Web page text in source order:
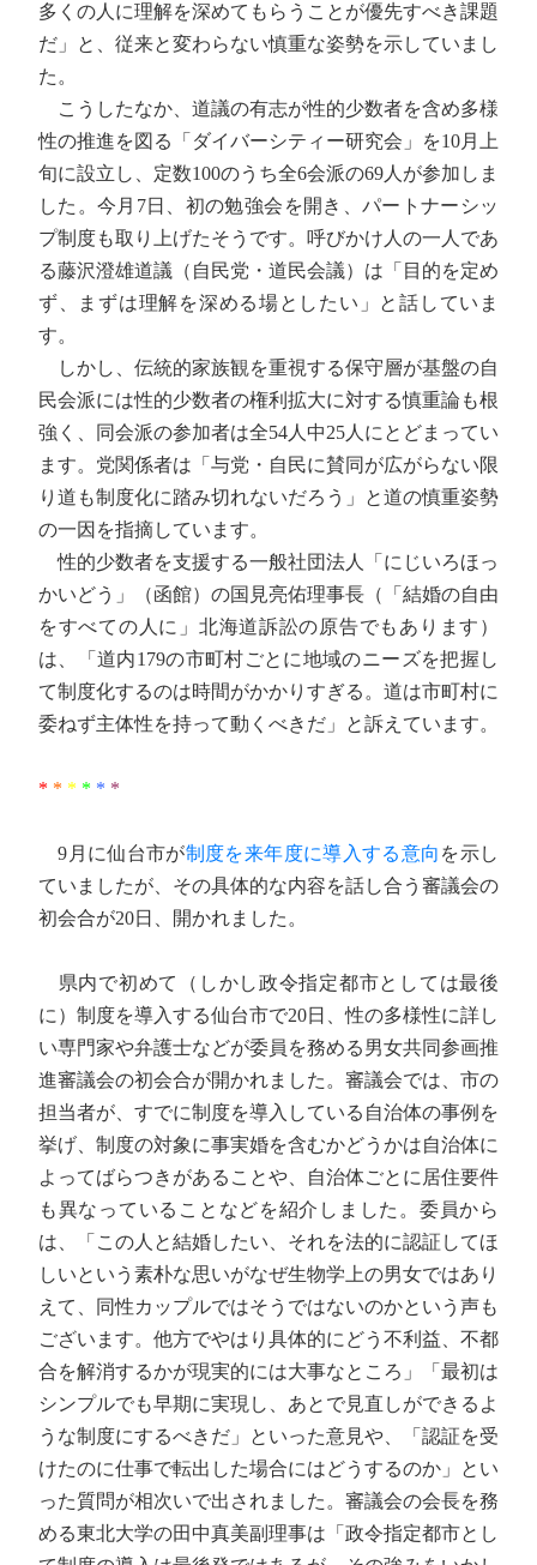
多くの人に理解を深めてもらうことが優先すべき課題
だ」と、従来と変わらない慎重な姿勢を示していまし
た。
こうしたなか、道議の有志が性的少数者を含め多様
性の推進を図る「ダイバーシティー研究会」を10月上
旬に設立し、定数100のうち全6会派の69人が参加しま
した。今月7日、初の勉強会を開き、パートナーシッ
プ制度も取り上げたそうです。呼びかけ人の一人であ
る藤沢澄雄道議（自民党・道民会議）は「目的を定め
ず、まずは理解を深める場としたい」と話していま
す。
しかし、伝統的家族観を重視する保守層が基盤の自
民会派には性的少数者の権利拡大に対する慎重論も根
強く、同会派の参加者は全54人中25人にとどまってい
ます。党関係者は「与党・自民に賛同が広がらない限
り道も制度化に踏み切れないだろう」と道の慎重姿勢
の一因を指摘しています。
性的少数者を支援する一般社団法人「にじいろほっ
かいどう」（函館）の国見亮佑理事長（「結婚の自由
をすべての人に」北海道訴訟の原告でもあります）
は、「道内179の市町村ごとに地域のニーズを把握し
て制度化するのは時間がかかりすぎる。道は市町村に
委ねず主体性を持って動くべきだ」と訴えています。
* * * * * *
9月に仙台市が制度を来年度に導入する意向 を示し
ていましたが、その具体的な内容を話し合う審議会の
初会合が20日、開かれました。
県内で初めて（しかし政令指定都市としては最後
に）制度を導入する仙台市で20日、性の多様性に詳し
い専門家や弁護士などが委員を務める男女共同参画推
進審議会の初会合が開かれました。審議会では、市の
担当者が、すでに制度を導入している自治体の事例を
挙げ、制度の対象に事実婚を含むかどうかは自治体に
よってばらつきがあることや、自治体ごとに居住要件
も異なっていることなどを紹介しました。委員から
は、「この人と結婚したい、それを法的に認証してほ
しいという素朴な思いがなぜ生物学上の男女ではあり
えて、同性カップルではそうではないのかという声も
ございます。他方でやはり具体的にどう不利益、不都
合を解消するかが現実的には大事なところ」「最初は
シンプルでも早期に実現し、あとで見直しができるよ
うな制度にするべきだ」といった意見や、「認証を受
けたのに仕事で転出した場合にはどうするのか」とい
った質問が相次いで出されました。審議会の会長を務
める東北大学の田中真美副理事は「政令指定都市とし